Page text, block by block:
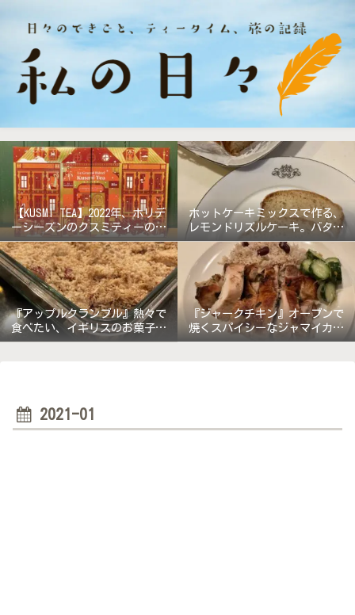
【KUSMI TEA】2022年、ホリデ
ーシーズンのクスミティーのア
ドベントカレンダー『グラン
ド・ホテル』
ホットケーキミックスで作る、
レモンドリズルケーキ。バター
無しで軽めの仕上がり!
『アップルクランブル』熱々で
食べたい、イギリスのお菓子。
《バターなしレシピ》
『ジャークチキン』オーブンで
焼くスパイシーなジャマイカ料
理!!
2021-01